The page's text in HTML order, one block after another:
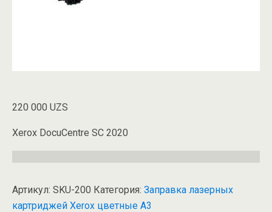
220 000 UZS
Xerox DocuCentre SC 2020
Артикул: SKU-200 Категория: Заправка лазерных
картриджей Xerox цветные А3